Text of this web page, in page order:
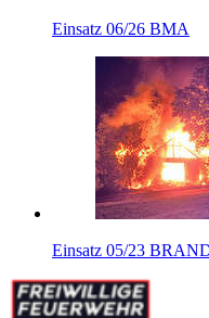
Einsatz 06/26 BMA
Einsatz 05/23